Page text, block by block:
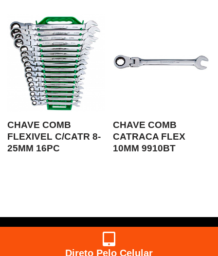
CHAVE COMB
FLEXIVEL C/CATR 8-
25MM 16PC
CHAVE COMB
CATRACA FLEX
10MM 9910BT
Direto Pelo Celular